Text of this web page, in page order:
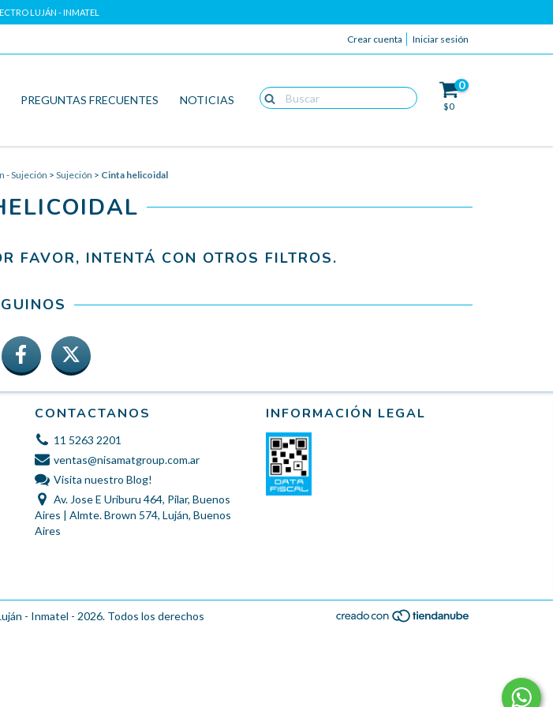
LUJÁN - INMATEL
Crear cuenta Iniciar sesión
PREGUNTAS FRECUENTES NOTICIAS
0
$0
- Sujeción > Sujeción > Cinta helicoidal
FAVOR, INTENTÁ CON OTROS FILTROS.
CONTACTANOS
11 5263 2201
ventas@nisamatgroup.com.ar
Visita nuestro Blog!
Av. Jose E Uriburu 464, Pilar, Buenos
Aires | Almte. Brown 574, Luján, Buenos
Aires
INFORMACIÓN LEGAL
- Inmatel - 2026. Todos los derechos